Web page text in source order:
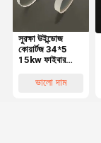
সুরক্ষা উইন্ডোজ
কোয়ার্টজ 34*5
15kw ফাইবার
Precitec
ভালো দাম